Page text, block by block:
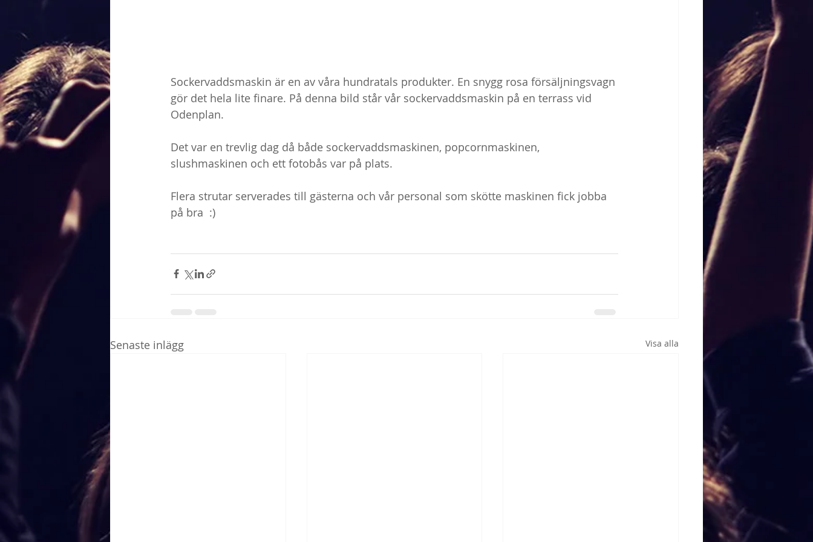
Sockervaddsmaskin är en av våra hundratals produkter. En snygg rosa försäljningsvagn
gör det hela lite finare. På denna bild står vår sockervaddsmaskin på en terrass vid
Odenplan.
Det var en trevlig dag då både sockervaddsmaskinen, popcornmaskinen,
slushmaskinen och ett fotobås var på plats.
Flera strutar serverades till gästerna och vår personal som skötte maskinen fick jobba
på bra  :)
Senaste inlägg Visa alla